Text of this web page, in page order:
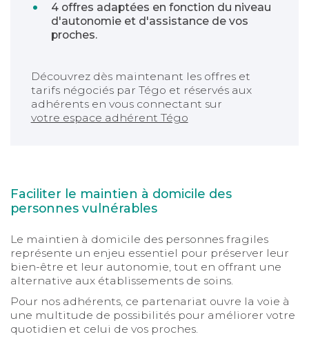
4 offres adaptées en fonction du niveau
d'autonomie et d'assistance de vos
proches.
Découvrez dès maintenant les offres et
tarifs négociés par Tégo et réservés aux
adhérents en vous connectant sur
votre espace adhérent Tégo
Faciliter le maintien à domicile des
personnes vulnérables
Le maintien à domicile des personnes fragiles
représente un enjeu essentiel pour préserver leur
bien-être et leur autonomie, tout en offrant une
alternative aux établissements de soins.
Pour nos adhérents, ce partenariat ouvre la voie à
une multitude de possibilités pour améliorer votre
quotidien et celui de vos proches.